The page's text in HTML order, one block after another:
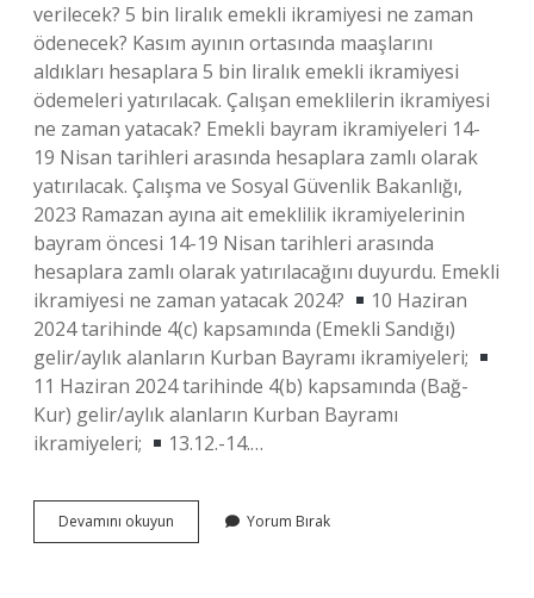
verilecek? 5 bin liralık emekli ikramiyesi ne zaman
ödenecek? Kasım ayının ortasında maaşlarını
aldıkları hesaplara 5 bin liralık emekli ikramiyesi
ödemeleri yatırılacak. Çalışan emeklilerin ikramiyesi
ne zaman yatacak? Emekli bayram ikramiyeleri 14-
19 Nisan tarihleri ​​arasında hesaplara zamlı olarak
yatırılacak. Çalışma ve Sosyal Güvenlik Bakanlığı,
2023 Ramazan ayına ait emeklilik ikramiyelerinin
bayram öncesi 14-19 Nisan tarihleri ​​arasında
hesaplara zamlı olarak yatırılacağını duyurdu. Emekli
ikramiyesi ne zaman yatacak 2024?
10 Haziran
2024 tarihinde 4(c) kapsamında (Emekli Sandığı)
gelir/aylık alanların Kurban Bayramı ikramiyeleri;
11 Haziran 2024 tarihinde 4(b) kapsamında (Bağ-
Kur) gelir/aylık alanların Kurban Bayramı
ikramiyeleri;
13.12.-14.…
Devamını okuyun Emeklilere
Seyyanen
Yorum Bırak